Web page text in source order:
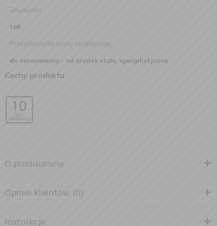
Zmywarka
tak
Przeznaczenie formy ceramicznej
do serwowania - na środek stołu, specjalistyczne
Cechy produktu
O producencie
Opinie klientów (0)
Instrukcje